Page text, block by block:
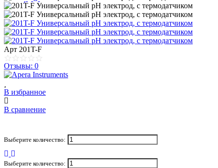
Арт 201T-F
Отзывы: 0
В избранное
В сравнение
Выберите количество:
Выберите количество: